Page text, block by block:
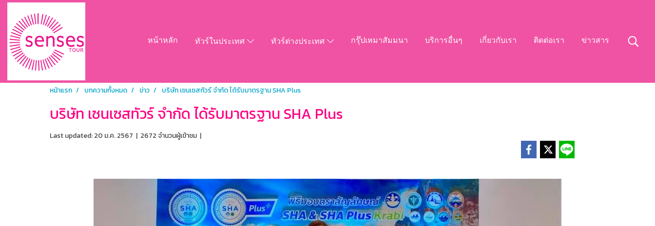
หน้าหลัก ทัวร์ในประเทศ ทัวร์ต่างประเทศ กรุ๊ปเหมาสัมมนา บริการอื่นๆ เกี่ยวกับเรา ติดต่อเรา ข่าวสาร
หน้าแรก บทความทั้งหมด ข่าว บริษัท เซนเซสทัวร์ จำกัด ได้รับมาตรฐาน SHA Plus
บริษัท เซนเซสทัวร์ จำกัด ได้รับมาตรฐาน SHA Plus
Last updated: 20 ม.ค. 2567 | 2672 จำนวนผู้เข้าชม |